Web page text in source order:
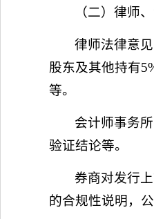
（二）律师
律师法律意
股东及其他持有
等。
会计师事务
验证结论等。
券商对发行
的合规性说明，